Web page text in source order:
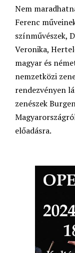
Nem
Ferenc
színművészek,
Veronika,
magyar és
nemzetközi
rendezvényen
zenészek
előadásra.